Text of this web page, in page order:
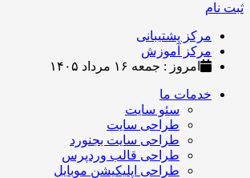
ثبت نام
مرکز پشتیبانی
مرکز آموزش
امروز : جمعه ۱۶ مرداد ۱۴۰۵
خدمات ما
سئو سایت
طراحی سایت
طراحی سایت بجنورد
طراحی قالب وردپرس
طراحی اپلیکیشن موبایل